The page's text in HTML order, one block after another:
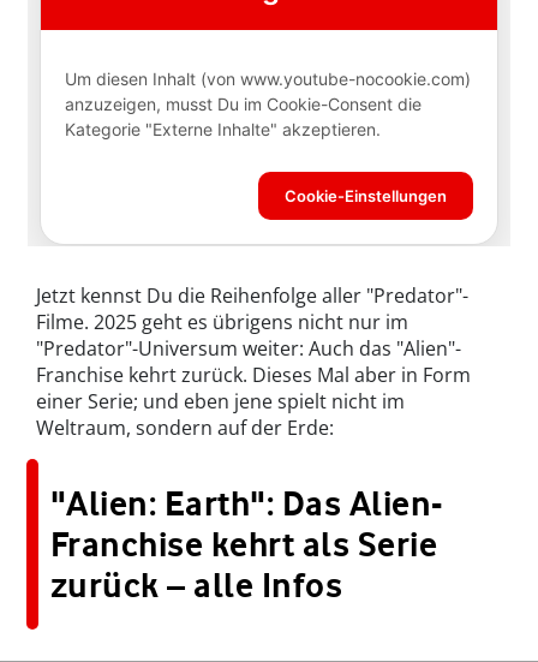
Jetzt kennst Du die Reihenfolge aller "Predator"-
Filme. 2025 geht es übrigens nicht nur im
"Predator"-Universum weiter: Auch das "Alien"-
Franchise kehrt zurück. Dieses Mal aber in Form
einer Serie; und eben jene spielt nicht im
Weltraum, sondern auf der Erde:
"Alien: Earth": Das Alien-
Franchise kehrt als Serie
zurück – alle Infos